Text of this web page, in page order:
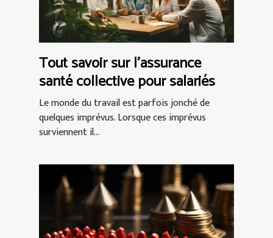
Tout savoir sur l’assurance
santé collective pour salariés
Le monde du travail est parfois jonché de
quelques imprévus. Lorsque ces imprévus
surviennent il...